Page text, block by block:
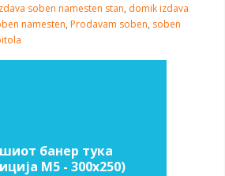
soben namesten stan, domik izdava
namesten, Prodavam soben, soben
банер тука
M5 - 300х250)